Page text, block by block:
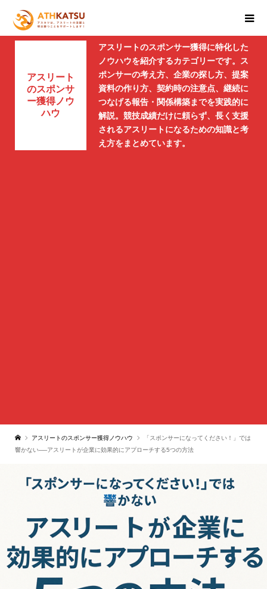
アスリート
のスポンサ
ー獲得ノウ
ハウ
アスリートのスポンサー獲得に特化した
ノウハウを紹介するカテゴリーです。ス
ポンサーの考え方、企業の探し方、提案
資料の作り方、契約時の注意点、継続に
つなげる報告・関係構築までを実践的に
解説。競技成績だけに頼らず、長く支援
されるアスリートになるための知識と考
え方をまとめています。
アスリートのスポンサー獲得ノウハウ
「スポンサーになってください！」では
響かない──アスリートが企業に効果的にアプローチする5つの方法